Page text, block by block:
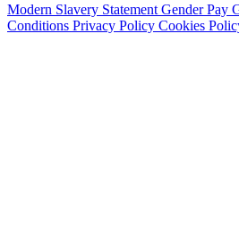
Modern Slavery Statement Gender Pay
Conditions Privacy Policy Cookies